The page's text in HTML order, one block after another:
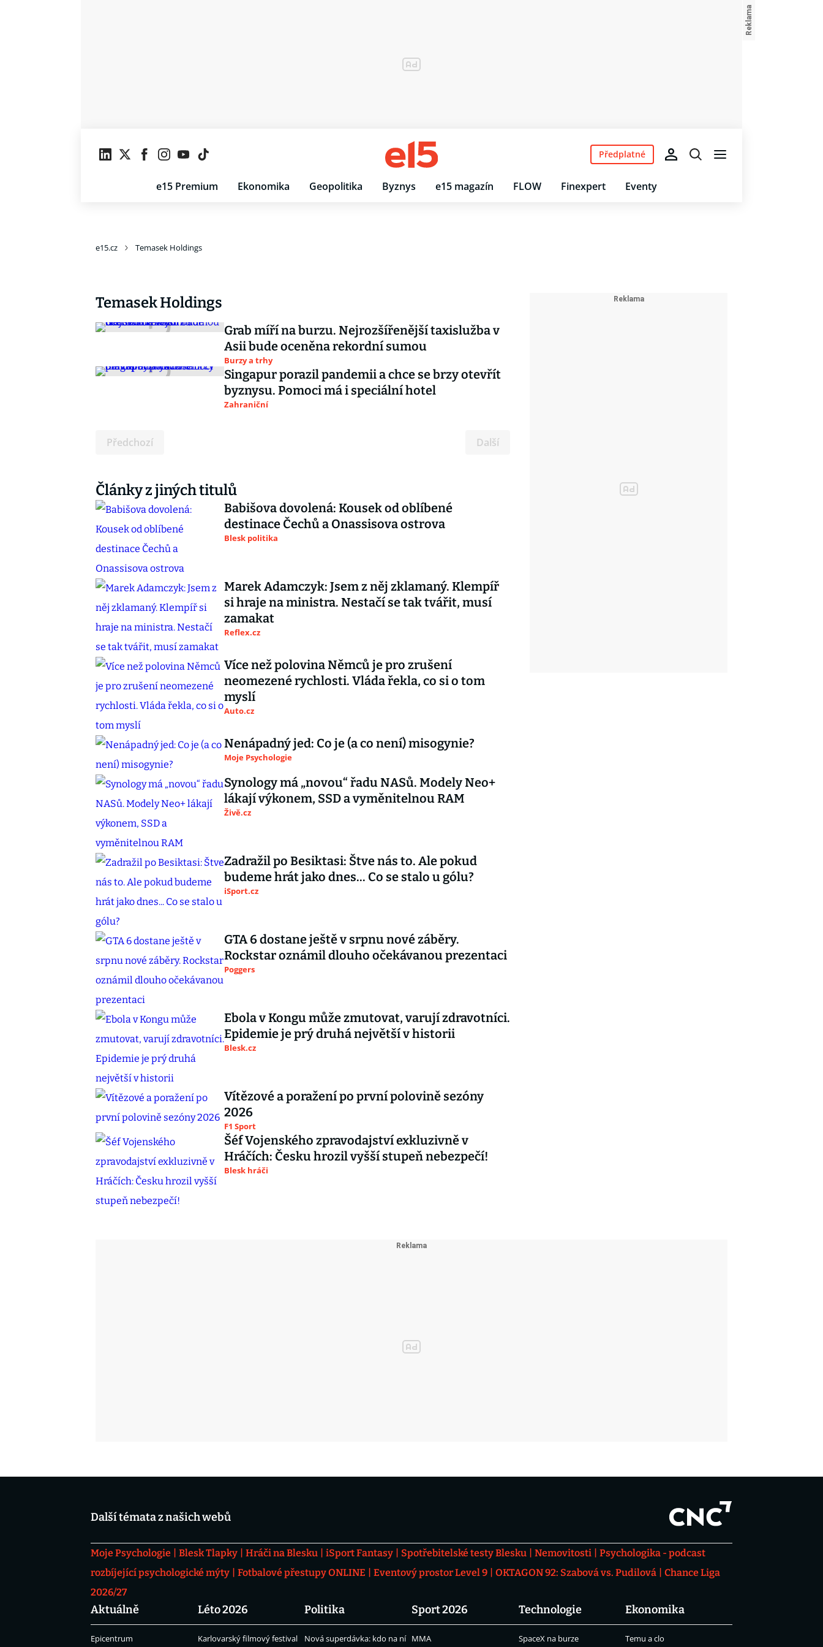
e15 Premium Ekonomika Geopolitika Byznys e15 magazín FLOW Finexpert Eventy
Předplatné
e15.cz Temasek Holdings
Temasek Holdings
Grab míří na burzu. Nejrozšířenější taxislužba v
Asii bude oceněna rekordní sumou
Burzy a trhy
Singapur porazil pandemii a chce se brzy otevřít
byznysu. Pomoci má i speciální hotel
Zahraniční
Předchozí Další
Články z jiných titulů
Babišova dovolená: Kousek od oblíbené
destinace Čechů a Onassisova ostrova
Blesk politika
Marek Adamczyk: Jsem z něj zklamaný. Klempíř
si hraje na ministra. Nestačí se tak tvářit, musí
zamakat
Reflex.cz
Více než polovina Němců je pro zrušení
neomezené rychlosti. Vláda řekla, co si o tom
myslí
Auto.cz
Nenápadný jed: Co je (a co není) misogynie?
Moje Psychologie
Synology má „novou“ řadu NASů. Modely Neo+
lákají výkonem, SSD a vyměnitelnou RAM
Živě.cz
Zadražil po Besiktasi: Štve nás to. Ale pokud
budeme hrát jako dnes... Co se stalo u gólu?
iSport.cz
GTA 6 dostane ještě v srpnu nové záběry.
Rockstar oznámil dlouho očekávanou prezentaci
Poggers
Ebola v Kongu může zmutovat, varují zdravotníci.
Epidemie je prý druhá největší v historii
Blesk.cz
Vítězové a poražení po první polovině sezóny
2026
F1 Sport
Šéf Vojenského zpravodajství exkluzivně v
Hráčích: Česku hrozil vyšší stupeň nebezpečí!
Blesk hráči
Další témata z našich webů
Moje Psychologie Blesk Tlapky Hráči na Blesku iSport Fantasy Spotřebitelské testy Blesku Nemovitosti
Psychologika - podcast
rozbíjející psychologické mýty
Fotbalové přestupy ONLINE Eventový prostor Level 9 OKTAGON 92: Szabová vs. Pudilová
Chance Liga
2026/27
Aktuálně
Epicentrum
Léto 2026
Karlovarský filmový festival
Politika
Nová superdávka: kdo na ní
Sport 2026
MMA
Technologie
SpaceX na burze
Ekonomika
Temu a clo